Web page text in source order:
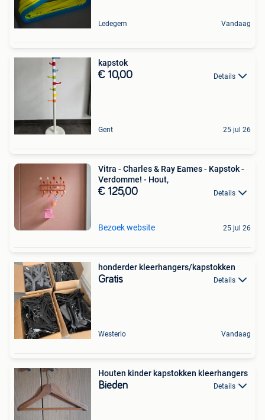
Ledegem Vandaag
kapstok
€ 10,00 Details
Gent 25 jul 26
Vitra - Charles & Ray Eames - Kapstok -
Verdomme! - Hout,
€ 125,00 Details
Bezoek website 25 jul 26
honderder kleerhangers/kapstokken
Gratis Details
Westerlo Vandaag
Houten kinder kapstokken kleerhangers
Bieden Details